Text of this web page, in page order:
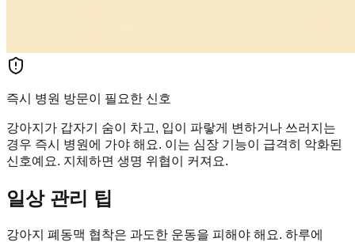
즉시 병원 방문이 필요한 신호
강아지가 갑자기 숨이 차고, 입이 파랗게 변하거나 쓰러지는
경우 즉시 병원에 가야 해요. 이는 심장 기능이 급격히 악화된
신호예요. 지체하면 생명 위협이 커져요.
일상 관리 팁
강아지 폐동맥 협착은 과도한 운동을 피해야 해요. 하루에